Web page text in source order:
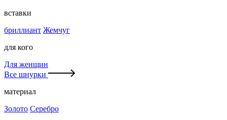
вставки
бриллиант Жемчуг
для кого
Для женщин
Все шнурки
материал
Золото Серебро